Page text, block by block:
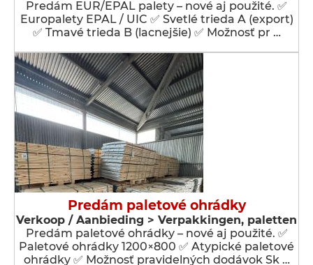
Predám EUR/EPAL palety – nové aj použité. ✅
Europalety EPAL / UIC ✅ Svetlé trieda A (export)
✅ Tmavé trieda B (lacnejšie) ✅ Možnosť pr …
Predám paletové ohrádky
Verkoop / Aanbieding > Verpakkingen, paletten
Predám paletové ohrádky – nové aj použité. ✅
Paletové ohrádky 1200×800 ✅ Atypické paletové
ohrádky ✅ Možnosť pravidelných dodávok Sk …